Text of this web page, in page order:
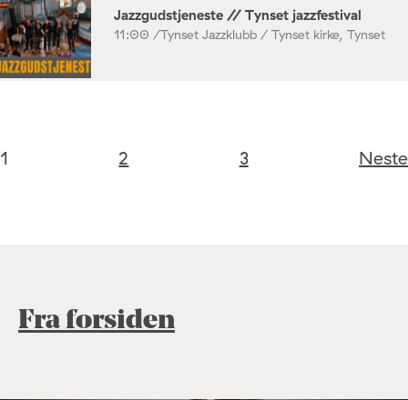
Jazzgudstjeneste // Tynset jazzfestival
11:00 /Tynset Jazzklubb / Tynset kirke, Tynset
1 2 3 Neste
Fra forsiden